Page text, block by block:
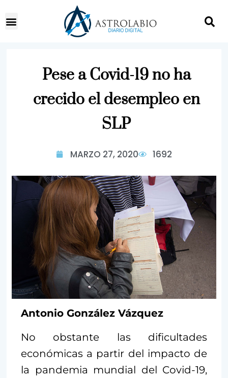
Pese a Covid-19 no ha
crecido el desempleo en
SLP
MARZO 27, 2020 1692
Antonio González Vázquez
No obstante las dificultades
económicas a partir del impacto de
la pandemia mundial del Covid-19,